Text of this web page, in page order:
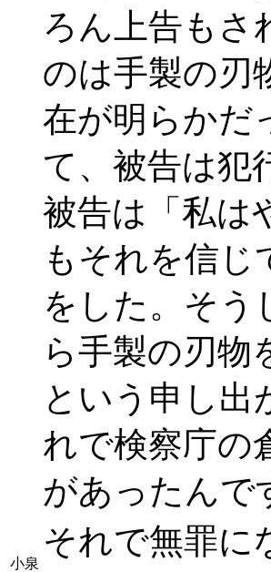
ろん上告もさ
のは手製の刃
在が明らかだ
て、被告は犯
被告は「私は
もそれを信じ
をした。そう
ら手製の刃物
という申し出
れで検察庁の
があったんで
小泉
それで無罪に